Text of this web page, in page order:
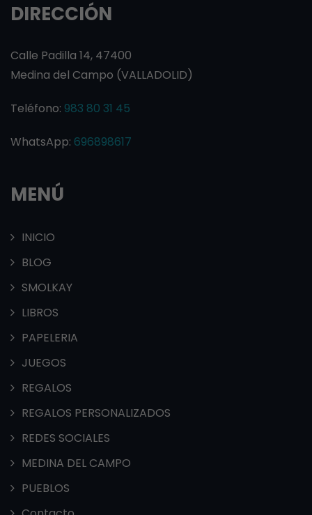
DIRECCIÓN
Calle Padilla 14, 47400
Medina del Campo (VALLADOLID)
Teléfono: 983 80 31 45
WhatsApp: 696898617
MENÚ
INICIO
BLOG
SMOLKAY
LIBROS
PAPELERIA
JUEGOS
REGALOS
REGALOS PERSONALIZADOS
REDES SOCIALES
MEDINA DEL CAMPO
PUEBLOS